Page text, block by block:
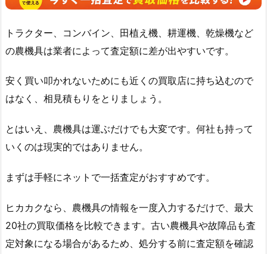
トラクター、コンバイン、田植え機、耕運機、乾燥機など
の農機具は業者によって査定額に差が出やすいです。
安く買い叩かれないためにも近くの買取店に持ち込むので
はなく、相見積もりをとりましょう。
とはいえ、農機具は運ぶだけでも大変です。何社も持って
いくのは現実的ではありません。
まずは手軽にネットで一括査定がおすすめです。
ヒカカクなら、農機具の情報を一度入力するだけで、最大
20社の買取価格を比較できます。古い農機具や故障品も査
定対象になる場合があるため、処分する前に査定額を確認